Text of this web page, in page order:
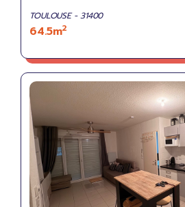
TOULOUSE - 31400
64.5m2